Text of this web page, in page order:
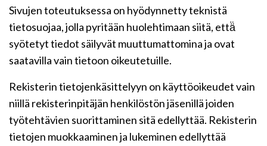
Sivujen toteutuksessa on hyödynnetty teknistä
tietosuojaa, jolla pyritään huolehtimaan siitä, että̈
syötetyt tiedot säilyvät muuttumattomina ja ovat
saatavilla vain tietoon oikeutetuille.
Rekisterin tietojenkäsittelyyn on käyttöoikeudet vain
niillä rekisterinpitäjän henkilöstön jäsenillä joiden
työtehtävien suorittaminen sitä edellyttää. Rekisterin
tietojen muokkaaminen ja lukeminen edellyttää